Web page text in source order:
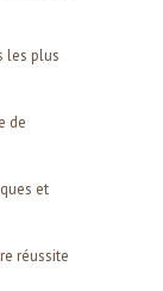
les plus
de
et
réussite